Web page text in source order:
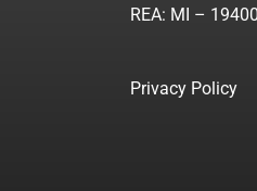
REA: MI –
Privacy Policy